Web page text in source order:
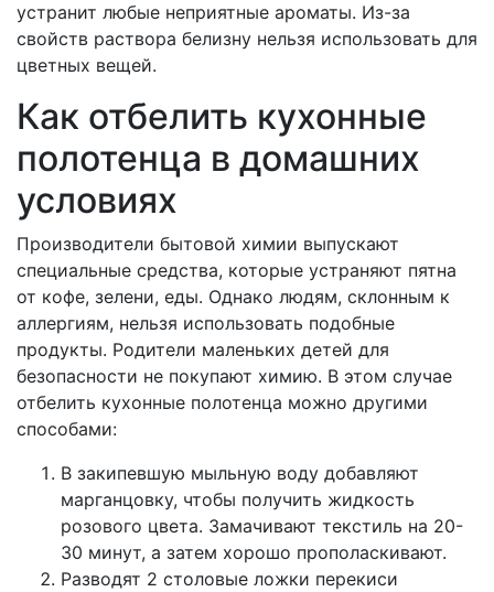
устранит любые неприятные ароматы. Из-за
свойств раствора белизну нельзя использовать для
цветных вещей.
Как отбелить кухонные
полотенца в домашних
условиях
Производители бытовой химии выпускают
специальные средства, которые устраняют пятна
от кофе, зелени, еды. Однако людям, склонным к
аллергиям, нельзя использовать подобные
продукты. Родители маленьких детей для
безопасности не покупают химию. В этом случае
отбелить кухонные полотенца можно другими
способами:
В закипевшую мыльную воду добавляют
марганцовку, чтобы получить жидкость
розового цвета. Замачивают текстиль на 20-
30 минут, а затем хорошо прополаскивают.
Разводят 2 столовые ложки перекиси